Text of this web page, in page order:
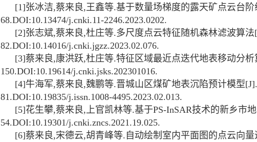
[1]张冰洁,蔡来良,王鑫等.基于数量场梯度的露天矿点云台
68.DOI:10.13474/j.cnki.11-2246.2023.0202.
[2]张志斌,蔡来良,杜庄等.多尺度点云特征随机森林滤波算法
82.DOI:10.14016/j.cnki.jgzz.2023.02.076.
[3]蔡来良,康洪跃,杜庄等.特征区域最近点迭代地表移动分析
150.DOI:10.19614/j.cnki.jsks.202301016.
[4]牛海军,蔡来良,魏鹏等.晋城山区煤矿地表沉陷预计模型[J].
81.DOI:10.19835/j.issn.1008-4495.2023.02.013.
[5]花生攀,蔡来良, 上官凯林等.基于PS-InSAR技术的新乡市
54.DOI:10.19301/j.cnki.zncs.2021.19.025.
[6]蔡来良,宋德云,胡青峰等. 自动绘制室内平面图的点云向量